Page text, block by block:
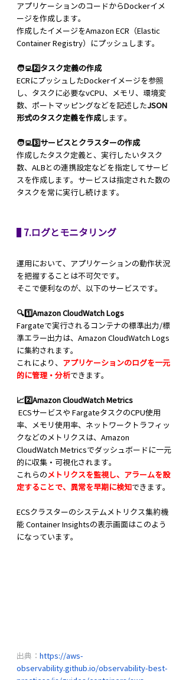
アプリケーションのコードからDockerイメ
ージを作成します。
作成したイメージをAmazon ECR（Elastic
Container Registry）にプッシュします。
🧑‍💻2️⃣タスク定義の作成
ECRにプッシュしたDockerイメージを参照
し、タスクに必要なvCPU、メモリ、環境変
数、ポートマッピングなどを記述したJSON
形式のタスク定義を作成します。
🧑‍💻3️⃣サービスとクラスターの作成
作成したタスク定義と、実行したいタスク
数、ALBとの連携設定などを指定してサービ
スを作成します。サービスは指定された数の
タスクを常に実行し続けます。
7.ログとモニタリング
運用において、アプリケーションの動作状況
を把握することは不可欠です。
そこで便利なのが、以下のサービスです。
🔍1️⃣Amazon CloudWatch Logs
Fargateで実行されるコンテナの標準出力/標
準エラー出力は、Amazon CloudWatch Logs
に集約されます。
これにより、 アプリケーションのログを一元
的に管理・分析できます。
📈2️⃣Amazon CloudWatch Metrics
ECSサービスや FargateタスクのCPU使用
率、メモリ使用率、ネットワークトラフィッ
クなどのメトリクスは、Amazon
CloudWatch Metricsでダッシュボードに一元
的に収集・可視化されます。
これらの メトリクスを監視し、アラームを設
定することで、異常を早期に検知 できます。
ECSクラスターのシステムメトリクス集約機
能 Container Insightsの表示画面はこのよう
になっています。
出典： https://aws-
observability.github.io/observability-best-